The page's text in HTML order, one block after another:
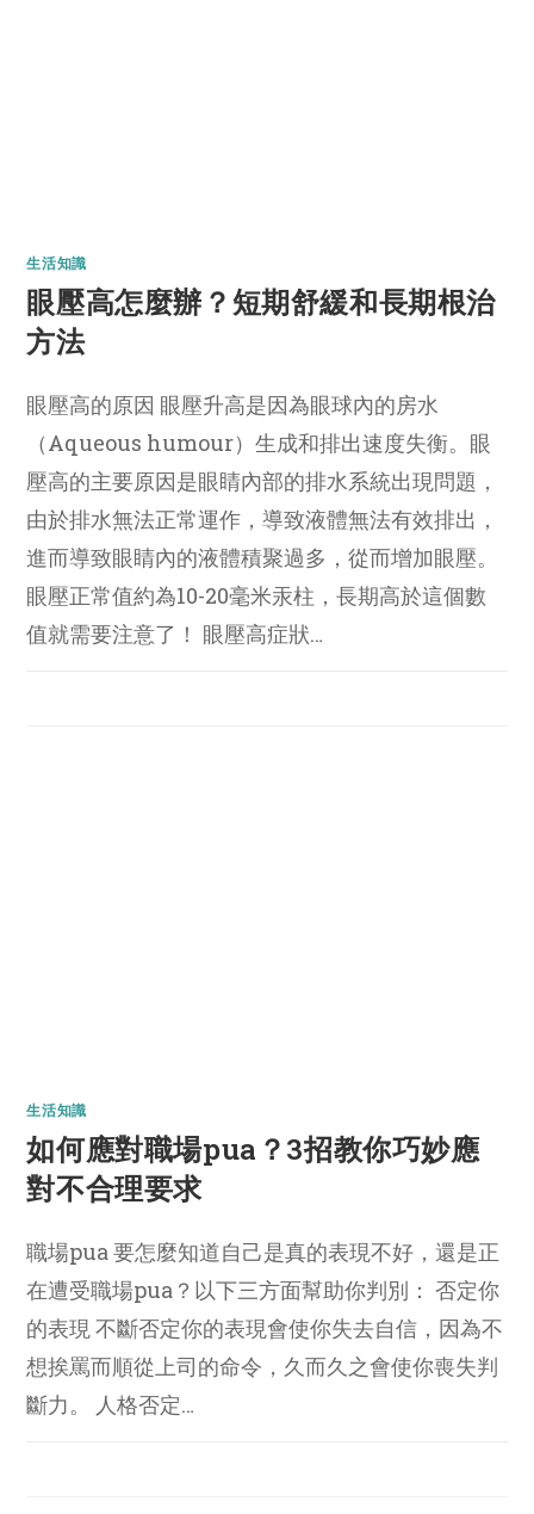
生活知識
眼壓高怎麼辦？短期舒緩和長期根治
方法
眼壓高的原因 眼壓升高是因為眼球內的房水
（Aqueous humour）生成和排出速度失衡。眼
壓高的主要原因是眼睛內部的排水系統出現問題，
由於排水無法正常運作，導致液體無法有效排出，
進而導致眼睛內的液體積聚過多，從而增加眼壓。
眼壓正常值約為10-20毫米汞柱，長期高於這個數
值就需要注意了！ 眼壓高症狀…
生活知識
如何應對職場pua？3招教你巧妙應
對不合理要求
職場pua 要怎麼知道自己是真的表現不好，還是正
在遭受職場pua？以下三方面幫助你判別： 否定你
的表現 不斷否定你的表現會使你失去自信，因為不
想挨罵而順從上司的命令，久而久之會使你喪失判
斷力。 人格否定…